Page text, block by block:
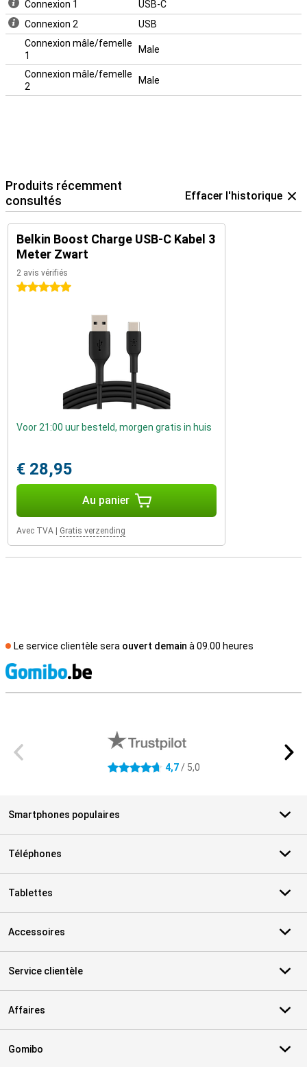
Connexion 1
USB-C
Connexion 2
USB
Connexion mâle/femelle
1
Male
Connexion mâle/femelle
2
Male
Produits récemment
consultés
Effacer l'historique
Belkin Boost Charge USB-C Kabel 3
Meter Zwart
2 avis vérifiés
5 étoiles
Voor 21:00 uur besteld, morgen gratis in huis
€ 28,95
Au panier
Avec TVA Gratis verzending
Le service clientèle sera ouvert demain à 09.00 heures
4.7 étoiles 4,7/ 5,0
Smartphones populaires
Téléphones
Tablettes
Accessoires
Service clientèle
Affaires
Gomibo